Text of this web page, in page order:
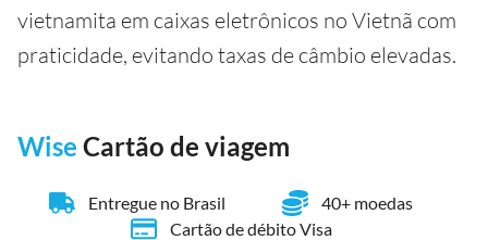
vietnamita em caixas eletrônicos no Vietnã com
praticidade, evitando taxas de câmbio elevadas.
Wise Cartão de viagem
Entregue no Brasil
40+ moedas
Cartão de débito Visa